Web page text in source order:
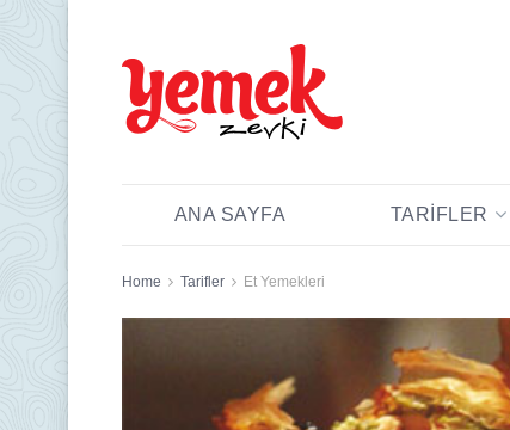
ANA SAYFA TARIFLER
Home Tarifler Et Yemekleri